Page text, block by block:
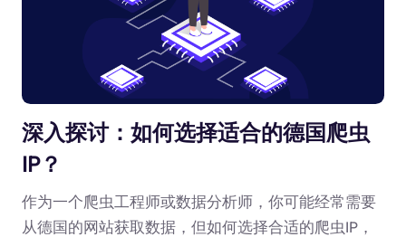
深入探讨：如何选择适合的德国爬虫
IP？
作为一个爬虫工程师或数据分析师，你可能经常需要
从德国的网站获取数据，但如何选择合适的爬虫IP，